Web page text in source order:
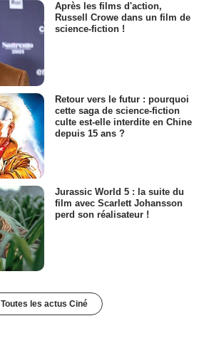
Après les films d'action,
Russell Crowe dans un film de
science-fiction !
Retour vers le futur : pourquoi
cette saga de science-fiction
culte est-elle interdite en Chine
depuis 15 ans ?
Jurassic World 5 : la suite du
film avec Scarlett Johansson
perd son réalisateur !
Toutes les actus Ciné